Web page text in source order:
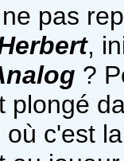
pas
,
?
plongé
où c'est